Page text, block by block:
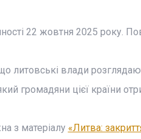
22 жовтня 2025 року.
литовські влади
громадяни цієї країни
з матеріалу «Литва: